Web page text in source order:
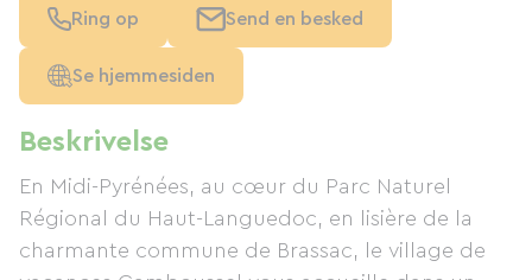
Beskrivelse
En Midi-Pyrénées, au cœur du Parc Naturel
Régional du Haut-Languedoc, en lisière de la
charmante commune de Brassac, le village de
Ring op Send en besked
Se hjemmesiden